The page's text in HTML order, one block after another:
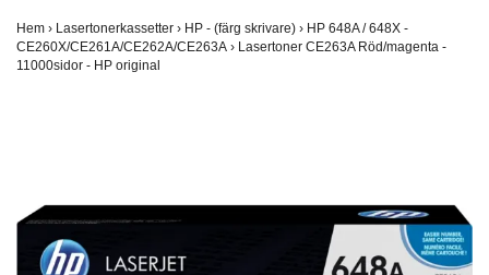
Hem › Lasertonerkassetter › HP - (färg skrivare) › HP 648A / 648X -
CE260X/CE261A/CE262A/CE263A › Lasertoner CE263A Röd/magenta -
11000sidor - HP original